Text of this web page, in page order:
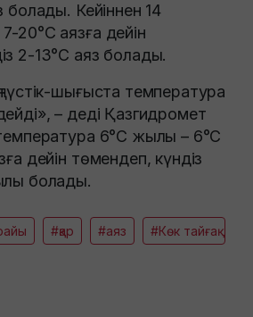
болады. Кейіннен 14
20°С аязға дейін
2-13°С аяз болады.
шығыста температура
– деді Қазгидромет
6°С жылы – 6°С
дейін төмендеп, күндіз
болады.
#қар #аяз #Көк тайғақ